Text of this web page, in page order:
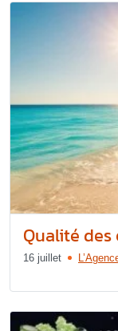
Qualité
16 juillet